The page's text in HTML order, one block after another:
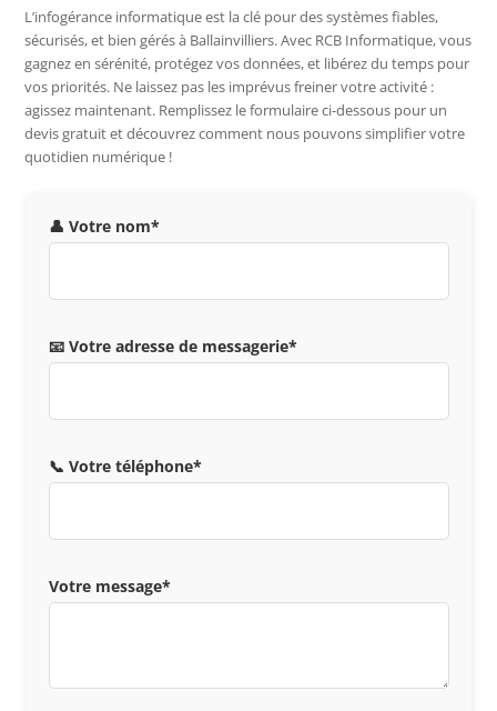
L’infogérance informatique est la clé pour des systèmes fiables,
sécurisés, et bien gérés à Ballainvilliers. Avec RCB Informatique, vous
gagnez en sérénité, protégez vos données, et libérez du temps pour
vos priorités. Ne laissez pas les imprévus freiner votre activité :
agissez maintenant. Remplissez le formulaire ci-dessous pour un
devis gratuit et découvrez comment nous pouvons simplifier votre
quotidien numérique !
👤 Votre nom*
📧 Votre adresse de messagerie*
📞 Votre téléphone*
Votre message*